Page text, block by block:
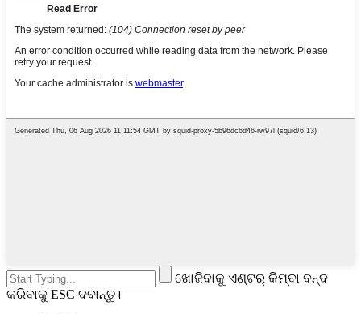
ଖୋଜିବାକୁ ଏଣ୍ଟର୍ କିମ୍ବା ବନ୍ଦ
କରିବାକୁ ESC ଦବାନ୍ତୁ।